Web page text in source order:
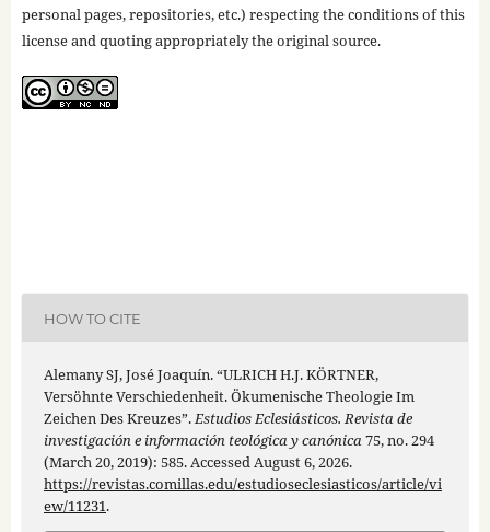
personal pages, repositories, etc.) respecting the conditions of this
license and quoting appropriately the original source.
HOW TO CITE
Alemany SJ, José Joaquín. “ULRICH H.J. KÖRTNER,
Versöhnte Verschiedenheit. Ökumenische Theologie Im
Zeichen Des Kreuzes”.Estudios Eclesiásticos. Revista de
investigación e información teológica y canónica75, no. 294
(March 20, 2019): 585. Accessed August 6, 2026.
https://revistas.comillas.edu/estudioseclesiasticos/article/vi
ew/11231.